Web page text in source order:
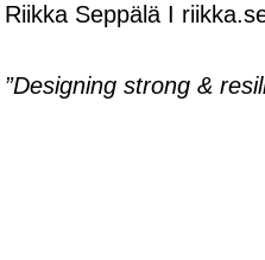
Riikka Seppälä I
”Designing strong &